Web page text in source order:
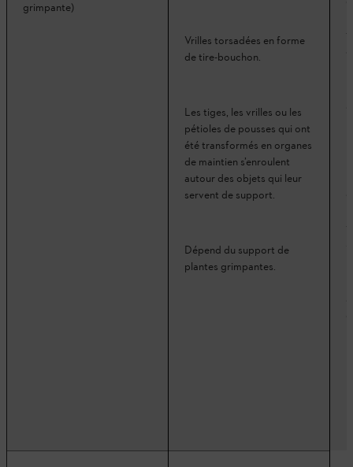
grimpante)
Vrilles torsadées en forme
de tire-bouchon.
Les tiges, les vrilles ou les
pétioles de pousses qui ont
été transformés en organes
de maintien s’enroulent
autour des objets qui leur
servent de support.
Dépend du support de
plantes grimpantes.